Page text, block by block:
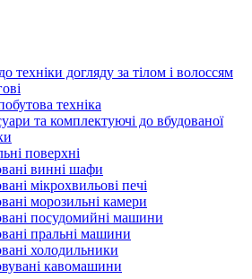
техніки догляду за тілом і волоссям
техніка
та комплектуючі до вбудованої
поверхні
винні шафи
мікрохвильові печі
морозильні камери
посудомийні машини
пральні машини
холодильники
кавомашини